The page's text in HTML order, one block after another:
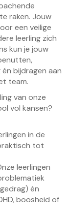
raken. Jouw
een veilige
leerling zich
kun je jouw
bijdragen aan
team.
van onze
vol kansen?
in de
tot
leerlingen
én
boosheid of